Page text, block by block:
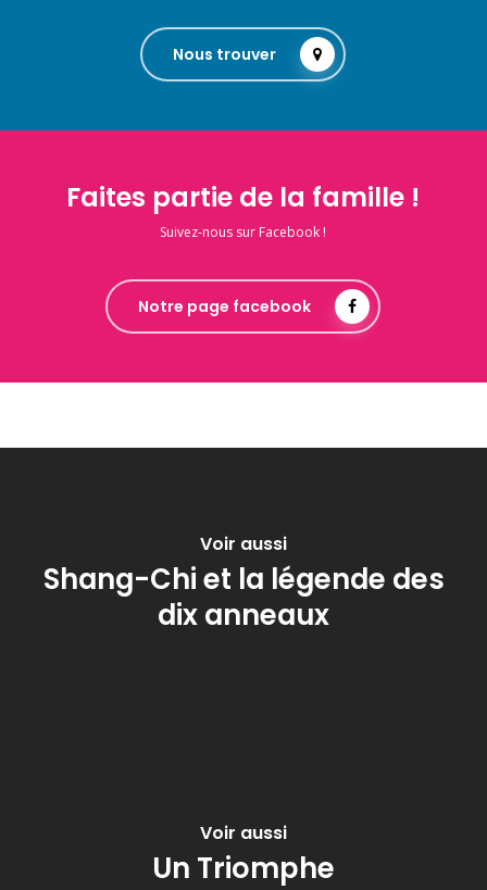
Nous trouver
Faites partie de la famille !
Suivez-nous sur Facebook !
Notre page facebook
Voir aussi
Shang-Chi et la légende des
dix anneaux
Voir aussi
Un Triomphe